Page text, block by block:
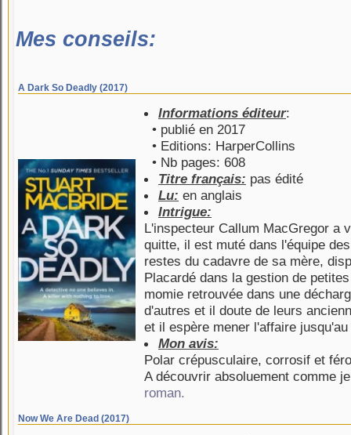
Mes conseils:
A Dark So Deadly (2017)
Informations éditeur:
• publié en 2017
• Editions: HarperCollins
• Nb pages: 608
Titre français: pas édité
Lu: en anglais
Intrigue:
L'inspecteur Callum MacGregor a
quitte, il est muté dans l'équipe
restes du cadavre de sa mère,
Placardé dans la gestion de
momie retrouvée dans une
d'autres et il doute de leurs
et il espère mener l'affaire jusqu'au
Mon avis:
Polar crépusculaire, corrosif et
A découvrir absoluement comme
roman.
Now We Are Dead (2017)